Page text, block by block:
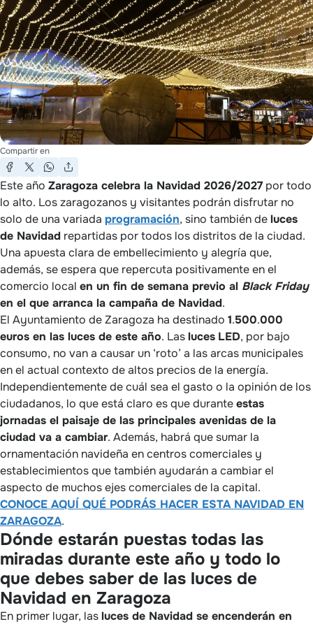
Compartir en
Este año Zaragoza celebra la Navidad 2026/2027 por todo
lo alto. Los zaragozanos y visitantes podrán disfrutar no
solo de una variada programación, sino también deluces
de Navidad repartidas por todos los distritos de la ciudad.
Una apuesta clara de embellecimiento y alegría que,
además, se espera que repercuta positivamente en el
comercio local en un fin de semana previo al Black Friday
en el que arranca la campaña de Navidad.
El Ayuntamiento de Zaragoza ha destinado 1.500.000
euros en las luces de este año. Lasluces LED, por bajo
consumo, no van a causar un ‘roto’ a las arcas municipales
en el actual contexto de altos precios de la energía.
Independientemente de cuál sea el gasto o la opinión de los
ciudadanos, lo que está claro es que duranteestas
jornadas el paisaje de las principales avenidas de la
ciudad va a cambiar. Además, habrá que sumar la
ornamentación navideña en centros comerciales y
establecimientos que también ayudarán a cambiar el
aspecto de muchos ejes comerciales de la capital.
CONOCE AQUÍ QUÉ PODRÁS HACER ESTA NAVIDAD EN
ZARAGOZA.
Dónde estarán puestas todas las
miradas durante este año y todo lo
que debes saber de las luces de
Navidad en Zaragoza
En primer lugar, lasluces de Navidad se encenderán en